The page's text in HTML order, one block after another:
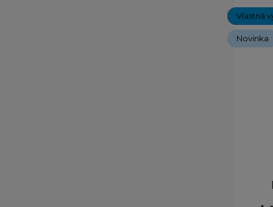
Vlastná
Novinka